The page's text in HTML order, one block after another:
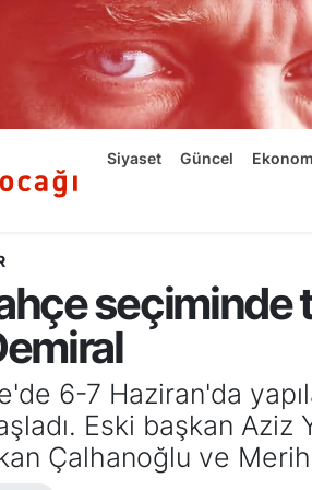
Siyaset Güncel
seçiminde
6-7 Haziran'da
Eski başkan Aziz
Çalhanoğlu ve
ve Fikstür